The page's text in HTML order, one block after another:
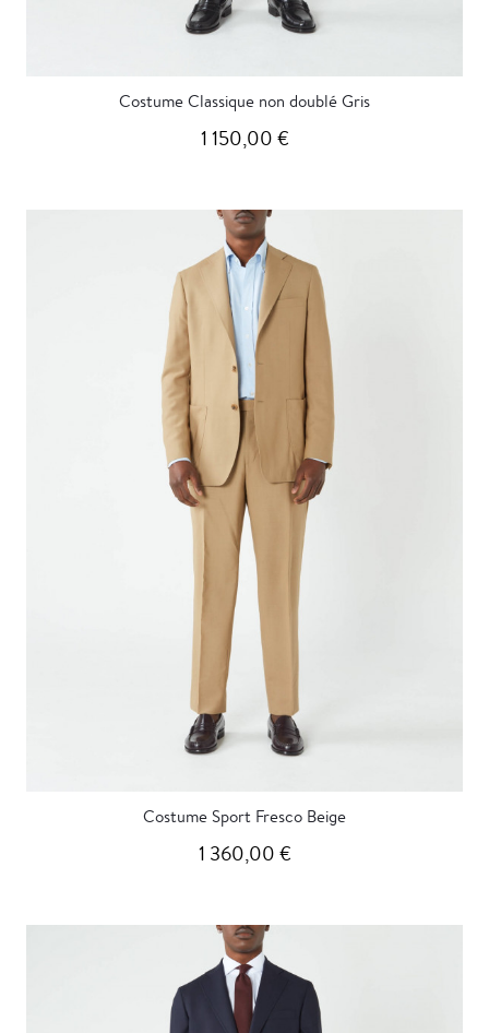
Costume Classique non doublé Gris
1 150,00 €
Costume Sport Fresco Beige
1 360,00 €